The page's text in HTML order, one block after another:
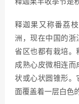
释迦果丰收季节是
释迦果又称番荔
洲，现在中国的浙
省区也都有栽培。
成熟心皮微相连而
状或心状圆锥形。
面覆盖着一层白色